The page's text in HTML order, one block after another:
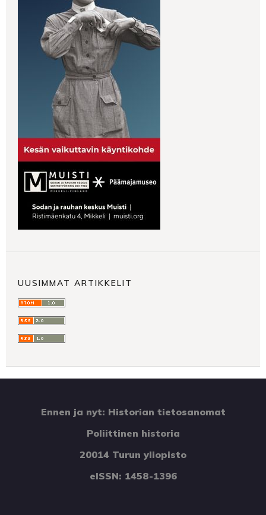
UUSIMMAT ARTIKKELIT
Ennen ja nyt: Historian tietosanomat
Poliittinen historia
20014 Turun yliopisto
eISSN: 1458-1396